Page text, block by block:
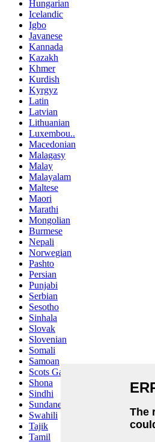
Hungarian
Icelandic
Igbo
Javanese
Kannada
Kazakh
Khmer
Kurdish
Kyrgyz
Latin
Latvian
Lithuanian
Luxembou..
Macedonian
Malagasy
Malay
Malayalam
Maltese
Maori
Marathi
Mongolian
Burmese
Nepali
Norwegian
Pashto
Persian
Punjabi
Serbian
Sesotho
Sinhala
Slovak
Slovenian
Somali
Samoan
Scots Gaelic
Shona
Sindhi
Sundanese
Swahili
Tajik
Tamil